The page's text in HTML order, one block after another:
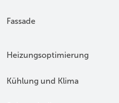
Fassade
Heizungsoptimierung
Kühlung und Klima